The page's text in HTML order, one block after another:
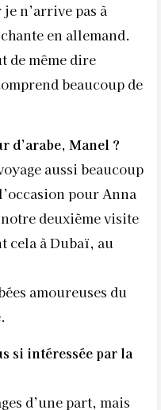
n’arrive pas à
en allemand.
de même dire
beaucoup de
d’arabe, Manel ?
aussi beaucoup
pour Anna
deuxième visite
cela à Dubaï, au
amoureuses du
si intéressée par la
d’une part, mais